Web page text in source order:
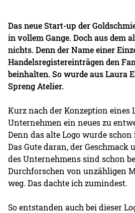
Das neue Start-up der
in vollem Gange. Doch aus dem
nichts. Denn der Name einer
Handelsregistereinträgen den
beinhalten. So wurde aus Laura
Spreng Atelier.
Kurz nach der Konzeption eines
Unternehmen ein neues zu
Denn das alte Logo wurde schon
Das Gute daran, der
des Unternehmens sind schon
Durchforschen von unzähligen
weg. Das dachte ich zumindest.
So entstanden auch bei dieser